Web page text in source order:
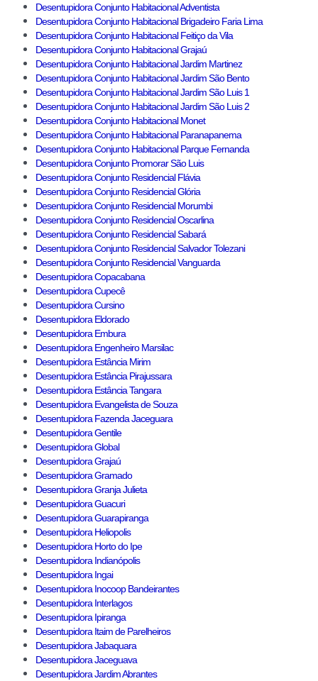
Desentupidora Conjunto Habitacional Adventista
Desentupidora Conjunto Habitacional Brigadeiro Faria Lima
Desentupidora Conjunto Habitacional Feitiço da Vila
Desentupidora Conjunto Habitacional Grajaú
Desentupidora Conjunto Habitacional Jardim Martinez
Desentupidora Conjunto Habitacional Jardim São Bento
Desentupidora Conjunto Habitacional Jardim São Luis 1
Desentupidora Conjunto Habitacional Jardim São Luis 2
Desentupidora Conjunto Habitacional Monet
Desentupidora Conjunto Habitacional Paranapanema
Desentupidora Conjunto Habitacional Parque Fernanda
Desentupidora Conjunto Promorar São Luis
Desentupidora Conjunto Residencial Flávia
Desentupidora Conjunto Residencial Glória
Desentupidora Conjunto Residencial Morumbi
Desentupidora Conjunto Residencial Oscarlina
Desentupidora Conjunto Residencial Sabará
Desentupidora Conjunto Residencial Salvador Tolezani
Desentupidora Conjunto Residencial Vanguarda
Desentupidora Copacabana
Desentupidora Cupecê
Desentupidora Cursino
Desentupidora Eldorado
Desentupidora Embura
Desentupidora Engenheiro Marsilac
Desentupidora Estância Mirim
Desentupidora Estância Pirajussara
Desentupidora Estância Tangara
Desentupidora Evangelista de Souza
Desentupidora Fazenda Jaceguara
Desentupidora Gentile
Desentupidora Global
Desentupidora Grajaú
Desentupidora Gramado
Desentupidora Granja Julieta
Desentupidora Guacuri
Desentupidora Guarapiranga
Desentupidora Heliopolis
Desentupidora Horto do Ipe
Desentupidora Indianópolis
Desentupidora Ingai
Desentupidora Inocoop Bandeirantes
Desentupidora Interlagos
Desentupidora Ipiranga
Desentupidora Itaim de Parelheiros
Desentupidora Jabaquara
Desentupidora Jaceguava
Desentupidora Jardim Abrantes